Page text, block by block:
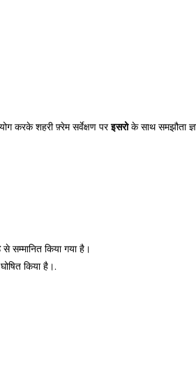
करके शहरी फ़्रेम सर्वेक्षण परइसरोके साथ समझौता
से सम्मानित किया गया है।
किया है।.